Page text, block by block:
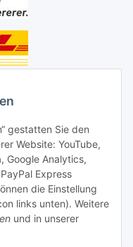
gestatten Sie den
Website: YouTube,
Google Analytics,
Express
die Einstellung
links unten). Weitere
und in unserer